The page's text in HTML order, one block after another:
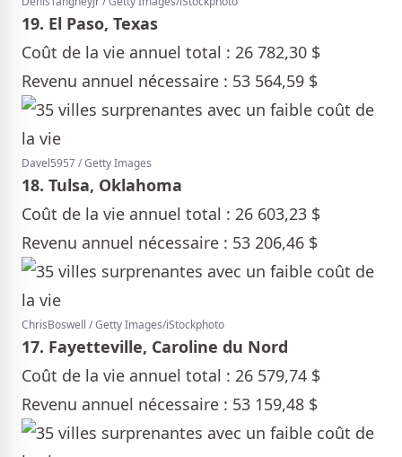
19. El Paso, Texas
Coût de la vie annuel total : 26 782,30 $
Revenu annuel nécessaire : 53 564,59 $
Davel5957 / Getty Images
18. Tulsa, Oklahoma
Coût de la vie annuel total : 26 603,23 $
Revenu annuel nécessaire : 53 206,46 $
ChrisBoswell / Getty Images/iStockphoto
17. Fayetteville, Caroline du Nord
Coût de la vie annuel total : 26 579,74 $
Revenu annuel nécessaire : 53 159,48 $